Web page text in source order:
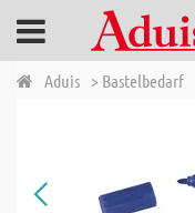
Aduis > Bastelbedarf